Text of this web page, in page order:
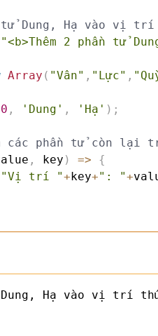
tử Dung, Hạ vào vị trí
"<b>Thêm 2 phần tử
Array ( "Vân" , "Lực" ,
0 , 'Dung' , 'Hạ' ) ;
các phần tử còn lại
, key ) =>
{
"Vị trí "+key+": "+
Dung, Hạ vào vị trí